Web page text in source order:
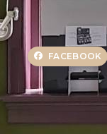
FACEBOOK